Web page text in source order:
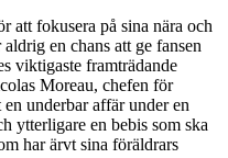
att fokusera på sina nära och
en chans att ge fansen
viktigaste framträdande
Moreau, chefen för
underbar affär under en
ytterligare en bebis som ska
har ärvt sina föräldrars